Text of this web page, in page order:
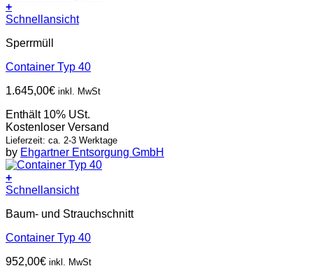
+
Schnellansicht
Sperrmüll
Container Typ 40
1.645,00€ inkl. MwSt
Enthält 10% USt.
Kostenloser Versand
Lieferzeit: ca. 2-3 Werktage
by Ehgartner Entsorgung GmbH
+
Schnellansicht
Baum- und Strauchschnitt
Container Typ 40
952,00€ inkl. MwSt